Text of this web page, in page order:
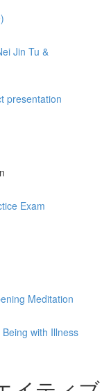
Jin Tu &
presentation
Exam
Meditation
with Illness